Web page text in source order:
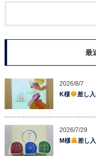
最
2026/8/7
K様
差し
2026/7/29
M様
差し